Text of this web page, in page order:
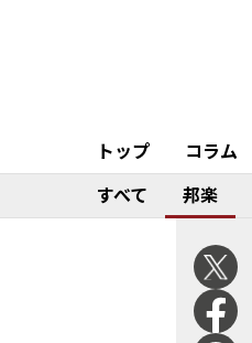
トップ コラム
すべて
邦楽